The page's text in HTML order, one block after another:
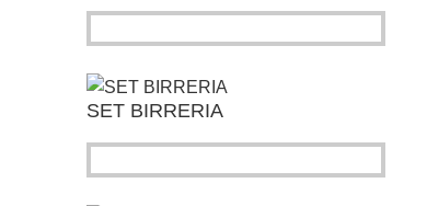
SET BIRRERIA